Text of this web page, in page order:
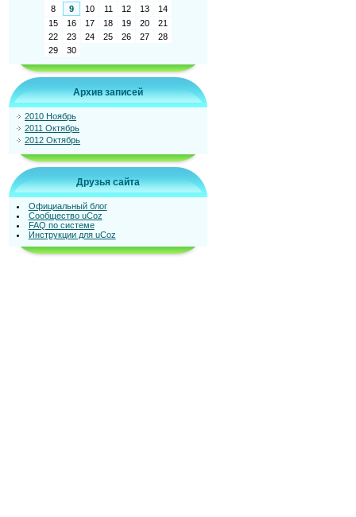
8
9 10 11 12 13
14
15
16 17 18 19 20
21
22
23 24 25 26 27
28
29
30
Архив записей
2010 Ноябрь
2011 Октябрь
2012 Октябрь
Друзья сайта
Официальный блог
Сообщество uCoz
FAQ по системе
Инструкции для uCoz